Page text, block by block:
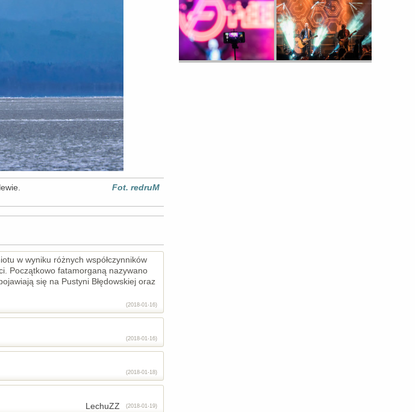
Fot. redruM
w wyniku różnych współczynników
Początkowo fatamorganą nazywano
się na Pustyni Błędowskiej oraz
(2018-01-16)
(2018-01-16)
(2018-01-18)
LechuZZ (2018-01-19)